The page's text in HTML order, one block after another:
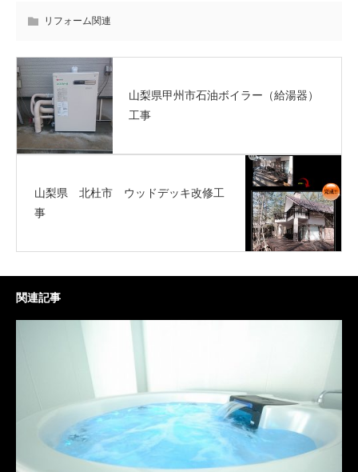
リフォーム関連
山梨県甲州市石油ボイラー（給湯器）
工事
山梨県 北杜市 ウッドデッキ改修工
事
関連記事